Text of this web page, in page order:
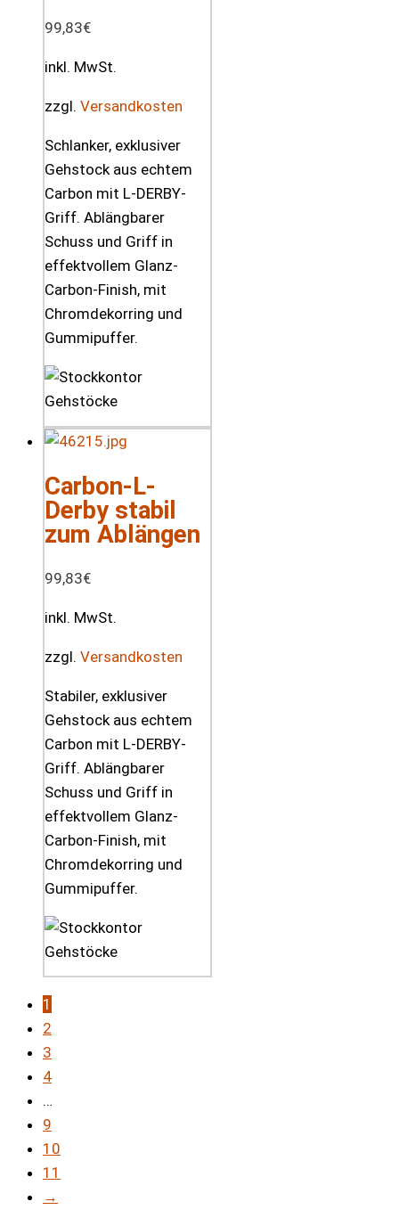
99,83€
inkl. MwSt.
zzgl. Versandkosten
Schlanker, exklusiver
Gehstock aus echtem
Carbon mit L-DERBY-
Griff. Ablängbarer
Schuss und Griff in
effektvollem Glanz-
Carbon-Finish, mit
Chromdekorring und
Gummipuffer.
Carbon-L-
Derby stabil
zum Ablängen
99,83€
inkl. MwSt.
zzgl. Versandkosten
Stabiler, exklusiver
Gehstock aus echtem
Carbon mit L-DERBY-
Griff. Ablängbarer
Schuss und Griff in
effektvollem Glanz-
Carbon-Finish, mit
Chromdekorring und
Gummipuffer.
1
2
3
4
…
9
10
11
→